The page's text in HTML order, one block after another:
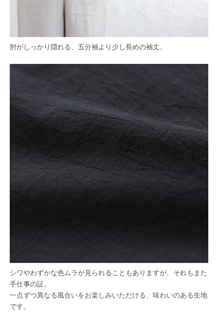
肘がしっかり隠れる、五分袖より少し長めの袖丈。
シワやわずかな色ムラが見られることもありますが、それもまた
手仕事の証。
一点ずつ異なる風合いをお楽しみいただける、味わいのある生地
です。